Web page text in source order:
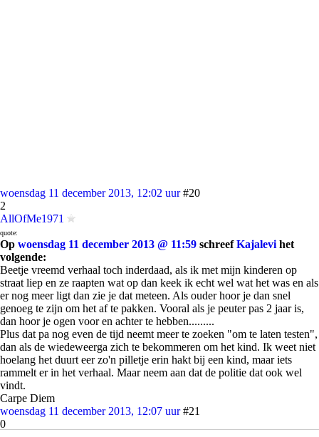
woensdag 11 december 2013, 12:02 uur #20
2
AllOfMe1971
quote:
Op woensdag 11 december 2013 @ 11:59 schreefKajalevi het
volgende:
Beetje vreemd verhaal toch inderdaad, als ik met mijn kinderen op
straat liep en ze raapten wat op dan keek ik echt wel wat het was en als
er nog meer ligt dan zie je dat meteen. Als ouder hoor je dan snel
genoeg te zijn om het af te pakken. Vooral als je peuter pas 2 jaar is,
dan hoor je ogen voor en achter te hebben.........
Plus dat pa nog even de tijd neemt meer te zoeken "om te laten testen",
dan als de wiedeweerga zich te bekommeren om het kind. Ik weet niet
hoelang het duurt eer zo'n pilletje erin hakt bij een kind, maar iets
rammelt er in het verhaal. Maar neem aan dat de politie dat ook wel
vindt.
Carpe Diem
woensdag 11 december 2013, 12:07 uur #21
0